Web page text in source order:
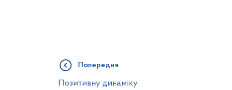
Попередня
Позитивну динаміку